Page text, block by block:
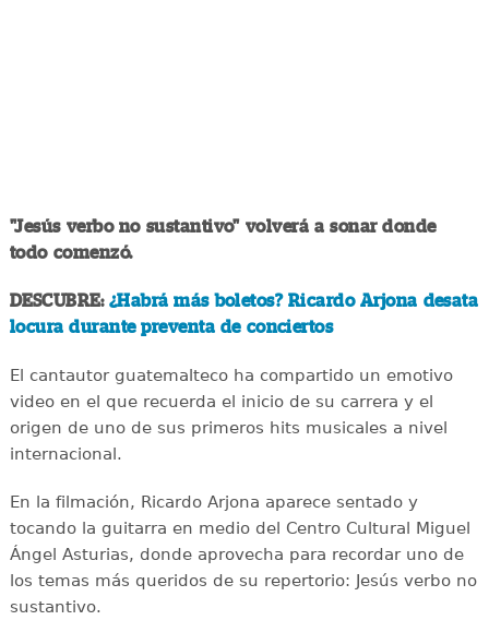
"Jesús verbo no sustantivo" volverá a sonar donde
todo comenzó.
DESCUBRE: ¿Habrá más boletos? Ricardo Arjona desata
locura durante preventa de conciertos
El cantautor guatemalteco ha compartido un emotivo
video en el que recuerda el inicio de su carrera y el
origen de uno de sus primeros hits musicales a nivel
internacional.
En la filmación, Ricardo Arjona aparece sentado y
tocando la guitarra en medio del Centro Cultural Miguel
Ángel Asturias, donde aprovecha para recordar uno de
los temas más queridos de su repertorio: Jesús verbo no
sustantivo.